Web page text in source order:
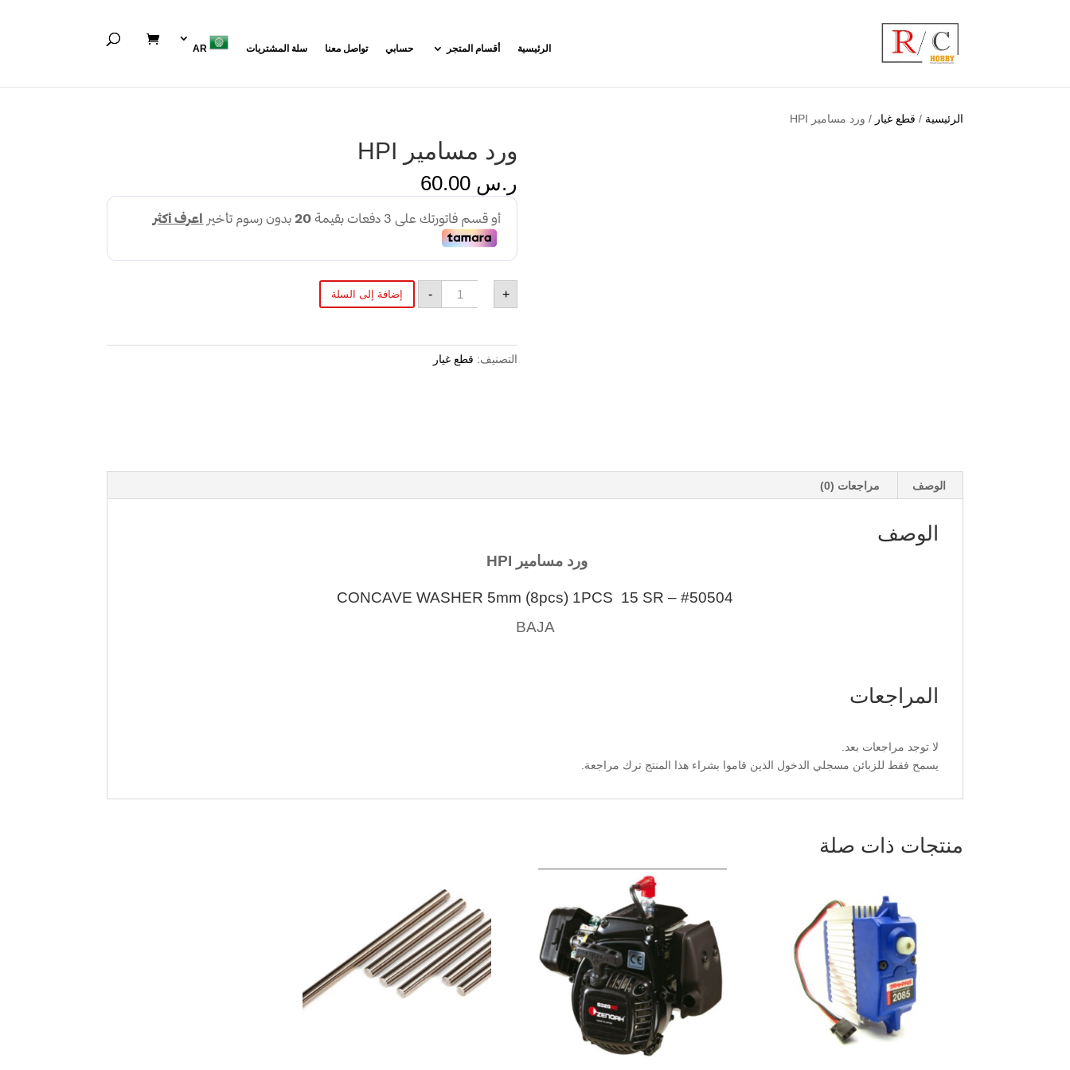
الرئيسية أقسام المتجر حسابي تواصل معنا سلة المشتريات AR
الرئيسية / قطع غيار / ورد مسامير HPI
ورد مسامير HPI
ر.س
-
كمية
ورد
مسامير
+ إضافة إلى السلة
التصنيف: قطع غيار
الوصف مراجعات (0)
الوصف
ورد مسامير HPI
#50504 – CONCAVE WASHER 5mm (8pcs) 1PCS 15 SR
BAJA
المراجعات
لا توجد مراجعات بعد.
يسمح فقط للزبائن مسجلي الدخول الذين قاموا بشراء هذا المنتج ترك مراجعة.
منتجات ذات صلة